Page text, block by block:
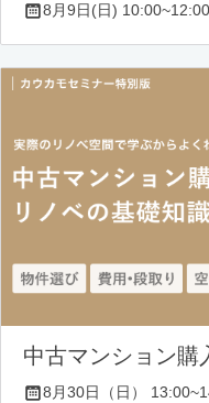
8月9日(日)
中古マンション購
8月30日（日）